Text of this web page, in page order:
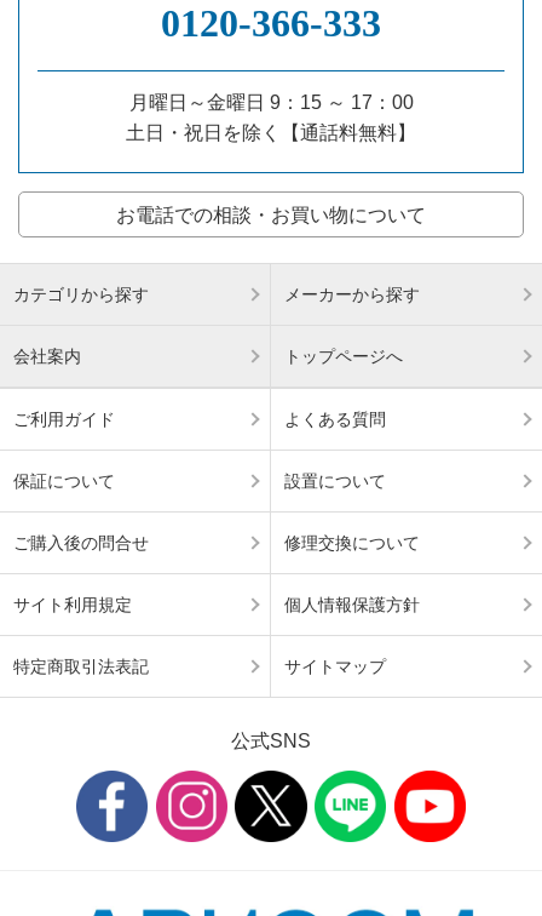
0120‐366‐333
月曜日～金曜日 9：15 ～ 17：00
土日・祝日を除く【通話料無料】
お電話での相談・お買い物について
カテゴリから探す メーカーから探す
会社案内 トップページへ
ご利用ガイド よくある質問
保証について 設置について
ご購入後の問合せ 修理交換について
サイト利用規定 個人情報保護方針
特定商取引法表記 サイトマップ
公式SNS